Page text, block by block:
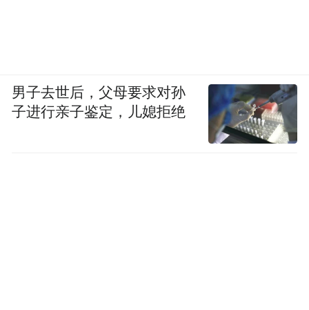
男子去世后，父母要求对孙
子进行亲子鉴定，儿媳拒绝